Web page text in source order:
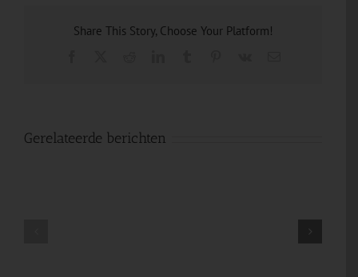
&
Share This Story, Choose Your Platform!
Gerelateerde berichten